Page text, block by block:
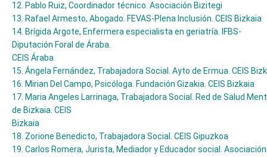
12. Pablo Ruiz, Coordinador técnico. Asociación Bizitegi
13. Rafael Armesto, Abogado. FEVAS-Plena Inclusión. CEIS Bizkaia
14. Brígida Argote, Enfermera especialista en geriatría. IFBS-
Diputación Foral de Áraba.
CEIS Áraba
15. Ángela Fernández, Trabajadora Social. Ayto de Ermua. CEIS
16. Mirian Del Campo, Psicóloga. Fundación Gizakia. CEIS Bizkaia
17. Maria Angeles Larrinaga, Trabajadora Social. Red de Salud
de Bizkaia. CEIS
Bizkaia
18. Zorione Benedicto, Trabajadora Social. CEIS Gipuzkoa
19. Carlos Romera, Jurista, Mediador y Educador social. Asociación